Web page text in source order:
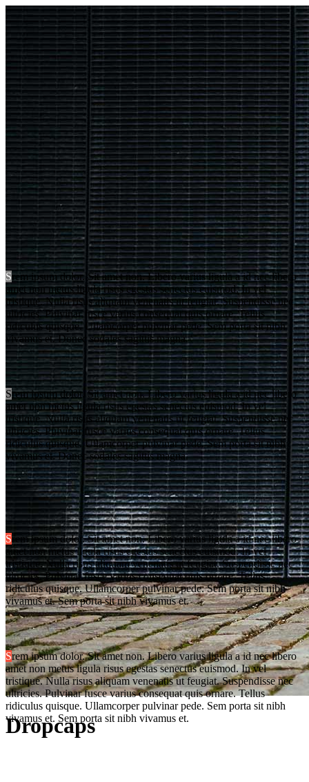
Dropcaps
Srem ipsum dolor. Sit amet non. Libero varius ligula a id nec libero
amet non metus ligula risus egestas senectus euismod. In vel
tristique. Nulla risus aliquam venenatis ut feugiat. Suspendisse nec
ultricies. Pulvinar fusce varius consequat quis ornare. Tellus
ridiculus quisque. Ullamcorper pulvinar pede. Sem porta sit nibh
vivamus et. Donec sodales sagittis magna.
Srem ipsum dolor. Sit amet non. Libero varius ligula a id nec libero
amet non metus ligula risus egestas senectus euismod. In vel
tristique. Nulla risus aliquam venenatis ut feugiat. Suspendisse nec
ultricies. Pulvinar fusce varius consequat quis ornare. Tellus
ridiculus quisque. Ullamcorper pulvinar pede. Sem porta sit nibh
vivamus et. Donec sodales sagittis magna.
Srem ipsum dolor. Sit amet non. Libero varius ligula a id nec libero
amet non metus ligula risus egestas senectus euismod. In vel
tristique. Nulla risus aliquam venenatis ut feugiat. Suspendisse nec
ultricies. Pulvinar fusce varius consequat quis ornare. Tellus
ridiculus quisque. Ullamcorper pulvinar pede. Sem porta sit nibh
vivamus et. Sem porta sit nibh vivamus et.
Srem ipsum dolor. Sit amet non. Libero varius ligula a id nec libero
amet non metus ligula risus egestas senectus euismod. In vel
tristique. Nulla risus aliquam venenatis ut feugiat. Suspendisse nec
ultricies. Pulvinar fusce varius consequat quis ornare. Tellus
ridiculus quisque. Ullamcorper pulvinar pede. Sem porta sit nibh
vivamus et. Sem porta sit nibh vivamus et.